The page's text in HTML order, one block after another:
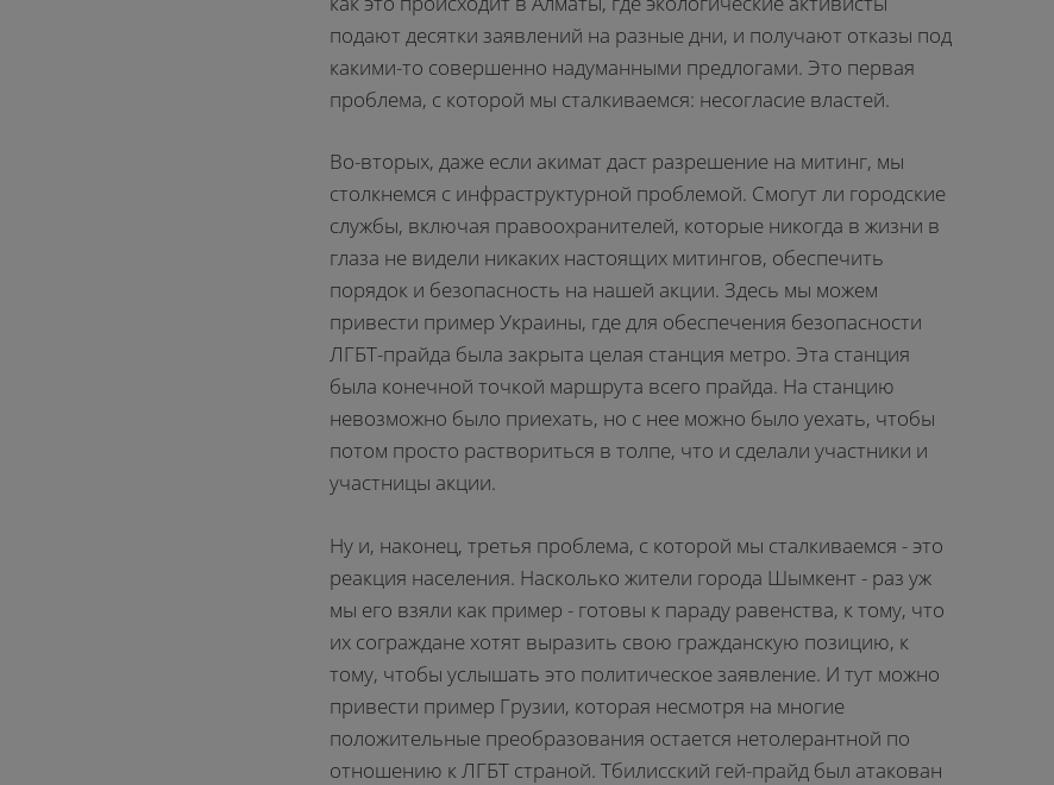
подают десятки заявлений на разные дни, и получают отказы под
какими-то совершенно надуманными предлогами. Это первая
проблема, с которой мы сталкиваемся: несогласие властей.
Во-вторых, даже если акимат даст разрешение на митинг, мы
столкнемся с инфраструктурной проблемой. Смогут ли городские
службы, включая правоохранителей, которые никогда в жизни в
глаза не видели никаких настоящих митингов, обеспечить
порядок и безопасность на нашей акции. Здесь мы можем
привести пример Украины, где для обеспечения безопасности
ЛГБТ-прайда была закрыта целая станция метро. Эта станция
была конечной точкой маршрута всего прайда. На станцию
невозможно было приехать, но с нее можно было уехать, чтобы
потом просто раствориться в толпе, что и сделали участники и
участницы акции.
Ну и, наконец, третья проблема, с которой мы сталкиваемся - это
реакция населения. Насколько жители города Шымкент - раз уж
мы его взяли как пример - готовы к параду равенства, к тому, что
их сограждане хотят выразить свою гражданскую позицию, к
тому, чтобы услышать это политическое заявление. И тут можно
привести пример Грузии, которая несмотря на многие
положительные преобразования остается нетолерантной по
отношению к ЛГБТ страной. Тбилисский гей-прайд был атакован